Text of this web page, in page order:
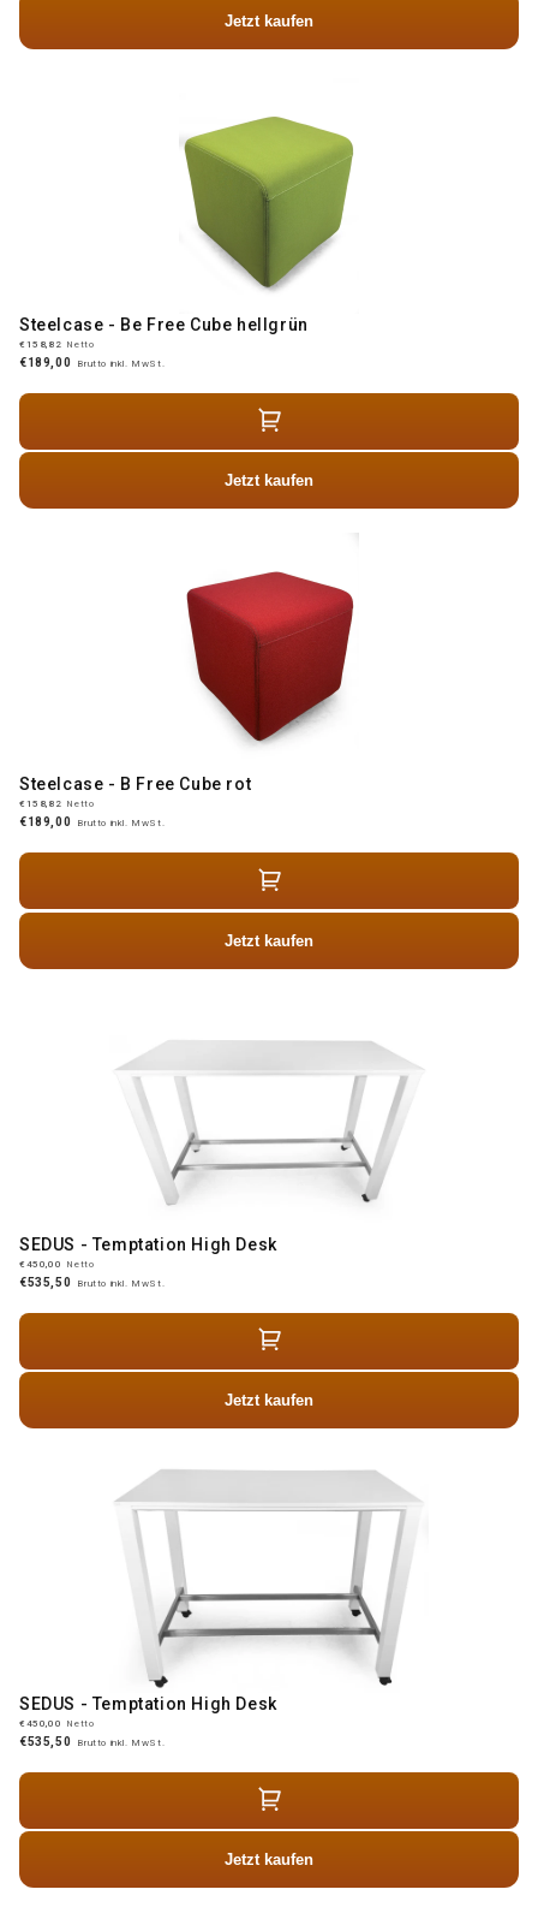
Jetzt kaufen
Steelcase - Be Free Cube hellgrün
€158,82 Netto
€189,00 Brutto inkl. MwSt.
Jetzt kaufen
Steelcase - B Free Cube rot
€158,82 Netto
€189,00 Brutto inkl. MwSt.
Jetzt kaufen
SEDUS - Temptation High Desk
€450,00 Netto
€535,50 Brutto inkl. MwSt.
Jetzt kaufen
SEDUS - Temptation High Desk
€450,00 Netto
€535,50 Brutto inkl. MwSt.
Jetzt kaufen